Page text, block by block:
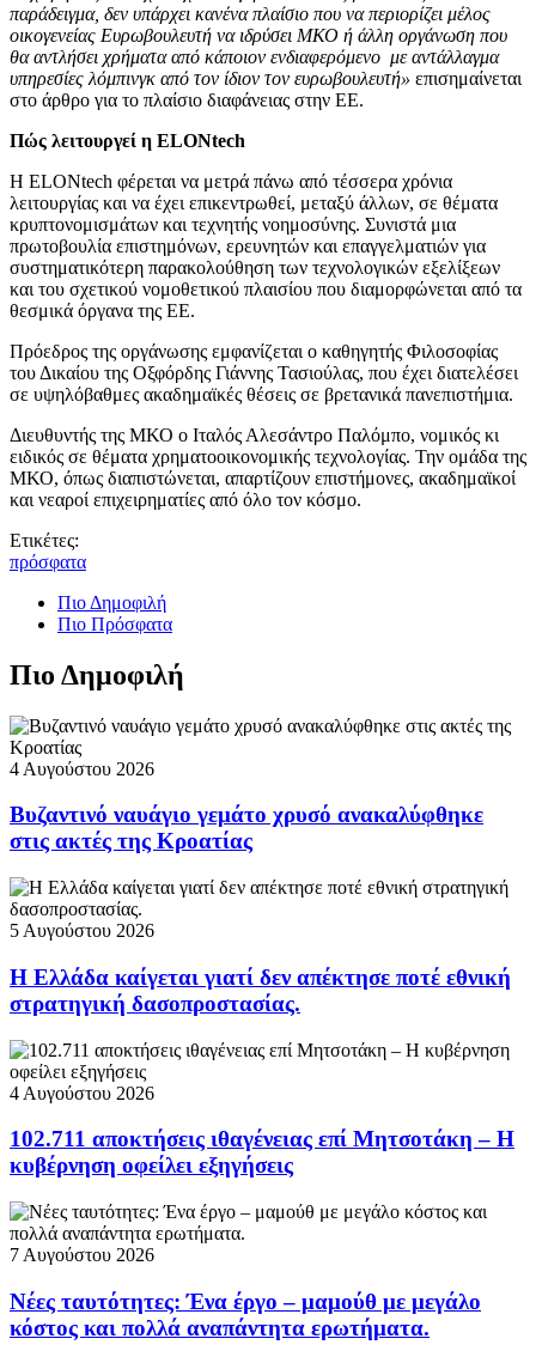
παράδειγμα, δεν υπάρχει κανένα πλαίσιο που να περιορίζει μέλος
οικογενείας Ευρωβουλευτή να ιδρύσει ΜΚΟ ή άλλη οργάνωση που
θα αντλήσει χρήματα από κάποιον ενδιαφερόμενο με αντάλλαγμα
υπηρεσίες λόμπινγκ από τον ίδιον τον ευρωβουλευτή» επισημαίνεται
στο άρθρο για το πλαίσιο διαφάνειας στην ΕΕ.
Πώς λειτουργεί η ELONtech
Η ELONtech φέρεται να μετρά πάνω από τέσσερα χρόνια
λειτουργίας και να έχει επικεντρωθεί, μεταξύ άλλων, σε θέματα
κρυπτονομισμάτων και τεχνητής νοημοσύνης. Συνιστά μια
πρωτοβουλία επιστημόνων, ερευνητών και επαγγελματιών για
συστηματικότερη παρακολούθηση των τεχνολογικών εξελίξεων
και του σχετικού νομοθετικού πλαισίου που διαμορφώνεται από τα
θεσμικά όργανα της ΕΕ.
Πρόεδρος της οργάνωσης εμφανίζεται ο καθηγητής Φιλοσοφίας
του Δικαίου της Οξφόρδης Γιάννης Τασιούλας, που έχει διατελέσει
σε υψηλόβαθμες ακαδημαϊκές θέσεις σε βρετανικά πανεπιστήμια.
Διευθυντής της ΜΚΟ ο Ιταλός Αλεσάντρο Παλόμπο, νομικός κι
ειδικός σε θέματα χρηματοοικονομικής τεχνολογίας. Την ομάδα της
ΜΚΟ, όπως διαπιστώνεται, απαρτίζουν επιστήμονες, ακαδημαϊκοί
και νεαροί επιχειρηματίες από όλο τον κόσμο.
Ετικέτες:
πρόσφατα
Πιο Δημοφιλή
Πιο Πρόσφατα
Πιο Δημοφιλή
4 Αυγούστου 2026
Βυζαντινό ναυάγιο γεμάτο χρυσό ανακαλύφθηκε
στις ακτές της Κροατίας
5 Αυγούστου 2026
Η Ελλάδα καίγεται γιατί δεν απέκτησε ποτέ εθνική
στρατηγική δασοπροστασίας.
4 Αυγούστου 2026
102.711 αποκτήσεις ιθαγένειας επί Μητσοτάκη – Η
κυβέρνηση οφείλει εξηγήσεις
7 Αυγούστου 2026
Νέες ταυτότητες: Ένα έργο – μαμούθ με μεγάλο
κόστος και πολλά αναπάντητα ερωτήματα.